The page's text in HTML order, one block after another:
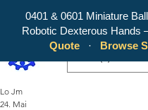
WY Precision Co., Limited -
Trusted Mini Ballscrew
Lo Jm
24. Mai
0401 & 0601 Miniature
Robotic Dexterous Hands
Quote
· Browse